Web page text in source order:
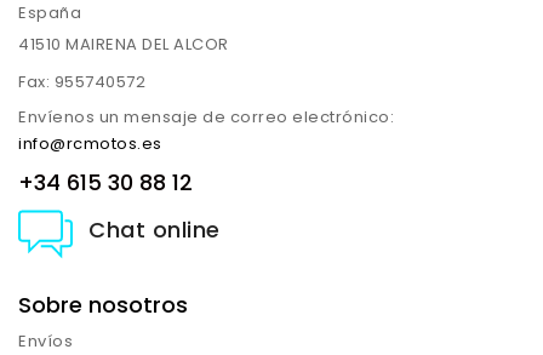
España
41510 MAIRENA DEL ALCOR
Fax: 955740572
Envíenos un mensaje de correo electrónico:
info@rcmotos.es
+34 615 30 88 12
Chat online
Sobre nosotros
Envíos